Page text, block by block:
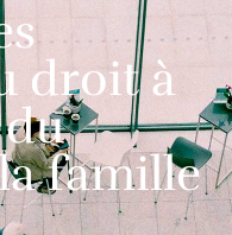
droit à
famille